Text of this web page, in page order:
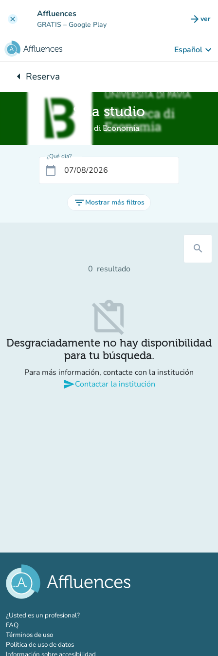
clear Affluences
GRATIS – Google Play arrow_forward ver
Español keyboard_arrow_down
arrow_leftVuelta:
Reserva
Sala studio
Bib. di Economia
¿Qué día?
calendar_today
filter_list Mostrar más filtros
search
0 resultado
content_paste_off
Desgraciadamente no hay disponibilidad
para tu búsqueda.
Para más información, contacte con la institución
sendContactar la institución
¿Usted es un profesional?(nueva pestaña)
FAQ
Términos de uso
Política de uso de datos